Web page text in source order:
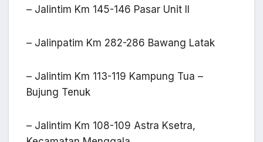
– Jalintim Km 145-146 Pasar Unit II
– Jalinpatim Km 282-286 Bawang Latak
– Jalintim Km 113-119 Kampung Tua –
Bujung Tenuk
– Jalintim Km 108-109 Astra Ksetra,